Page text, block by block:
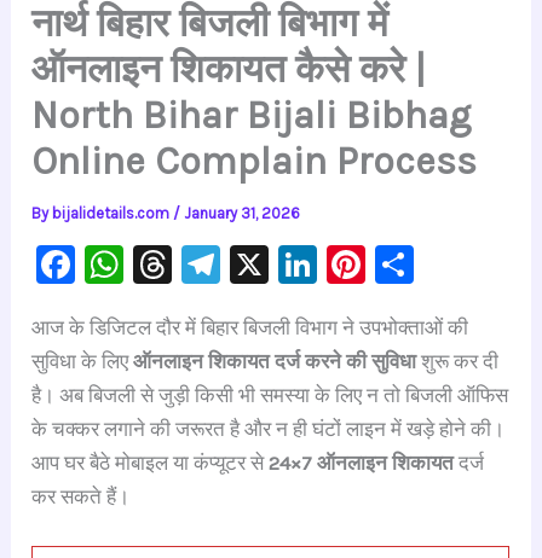
नार्थ बिहार बिजली बिभाग में
ऑनलाइन शिकायत कैसे करे |
North Bihar Bijali Bibhag
Online Complain Process
By bijalidetails.com /January 31, 2026
F
c
e
b
o
o
k
W
at
s
A
p
p
T
e
a
d
s
Te
gr
a
m
X
Li
k
e
dI
n
Pi
er
e
st
ar
e
आज के डिजिटल दौर में बिहार बिजली विभाग ने उपभोक्ताओं की
सुविधा के लिएऑनलाइन शिकायत दर्ज करने की सुविधाशुरू कर दी
है। अब बिजली से जुड़ी किसी भी समस्या के लिए न तो बिजली ऑफिस
के चक्कर लगाने की जरूरत है और न ही घंटों लाइन में खड़े होने की।
आप घर बैठे मोबाइल या कंप्यूटर से24×7 ऑनलाइन शिकायतदर्ज
कर सकते हैं।